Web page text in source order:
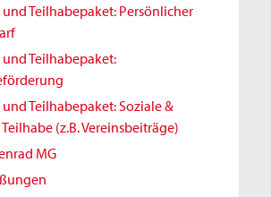
Teilhabepaket: Persönlicher
Teilhabepaket:
Teilhabepaket: Soziale &
(z.B. Vereinsbeiträge)
MG